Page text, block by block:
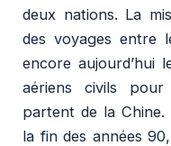
deux nations. La
des voyages entre
encore aujourd’hui
aériens civils
partent de la Chine.
la fin des années